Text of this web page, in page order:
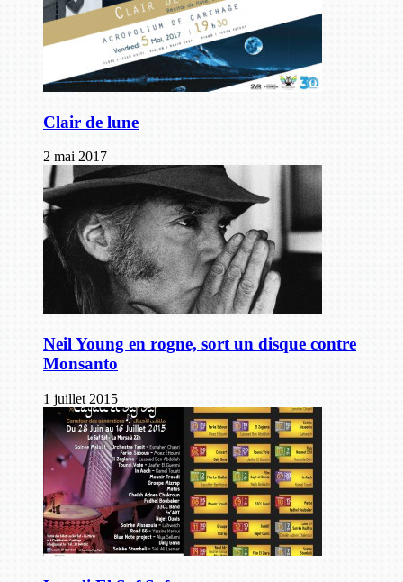
Clair de lune
2 mai 2017
Neil Young en rogne, sort un disque contre
Monsanto
1 juillet 2015